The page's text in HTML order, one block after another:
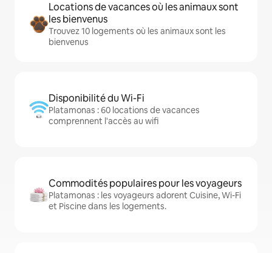
Locations de vacances où les animaux sont
les bienvenus
Trouvez 10 logements où les animaux sont les
bienvenus
Disponibilité du Wi-Fi
Platamonas : 60 locations de vacances
comprennent l'accès au wifi
Commodités populaires pour les voyageurs
Platamonas : les voyageurs adorent Cuisine, Wi-Fi
et Piscine dans les logements.